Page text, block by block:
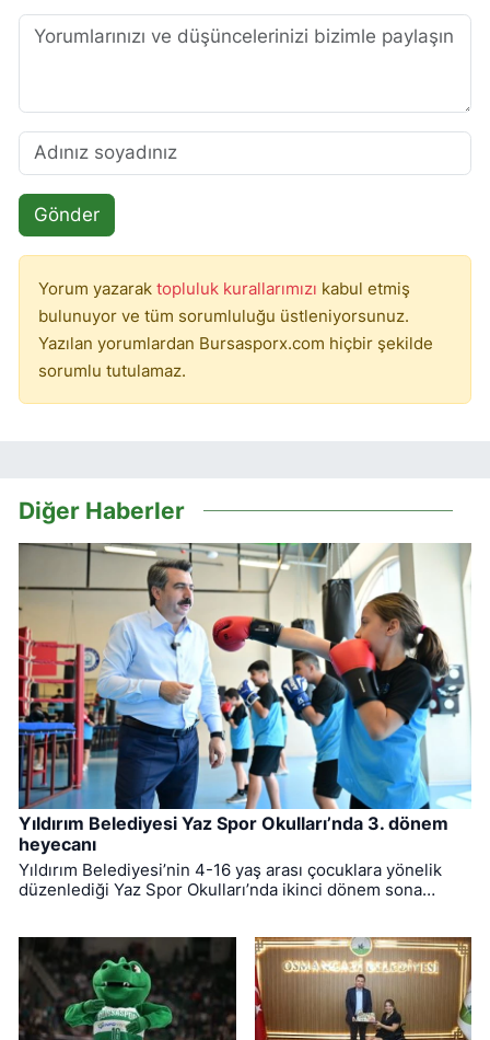
Gönder
Yorum yazarak topluluk kurallarımızı kabul etmiş
bulunuyor ve tüm sorumluluğu üstleniyorsunuz.
Yazılan yorumlardan Bursasporx.com hiçbir şekilde
sorumlu tutulamaz.
Diğer Haberler
Yıldırım Belediyesi Yaz Spor Okulları’nda 3. dönem
heyecanı
Yıldırım Belediyesi’nin 4-16 yaş arası çocuklara yönelik
düzenlediği Yaz Spor Okulları’nda ikinci dönem sona